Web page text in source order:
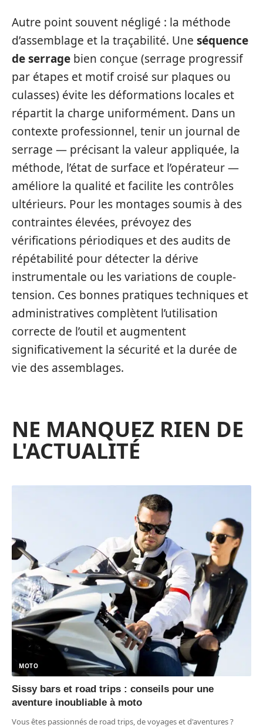
Autre point souvent négligé : la méthode
d’assemblage et la traçabilité. Une séquence
de serrage bien conçue (serrage progressif
par étapes et motif croisé sur plaques ou
culasses) évite les déformations locales et
répartit la charge uniformément. Dans un
contexte professionnel, tenir un journal de
serrage — précisant la valeur appliquée, la
méthode, l’état de surface et l’opérateur —
améliore la qualité et facilite les contrôles
ultérieurs. Pour les montages soumis à des
contraintes élevées, prévoyez des
vérifications périodiques et des audits de
répétabilité pour détecter la dérive
instrumentale ou les variations de couple-
tension. Ces bonnes pratiques techniques et
administratives complètent l’utilisation
correcte de l’outil et augmentent
significativement la sécurité et la durée de
vie des assemblages.
NE MANQUEZ RIEN DE
L'ACTUALITÉ
MOTO
Sissy bars et road trips : conseils pour une
aventure inoubliable à moto
Vous êtes passionnés de road trips, de voyages et d'aventures ?